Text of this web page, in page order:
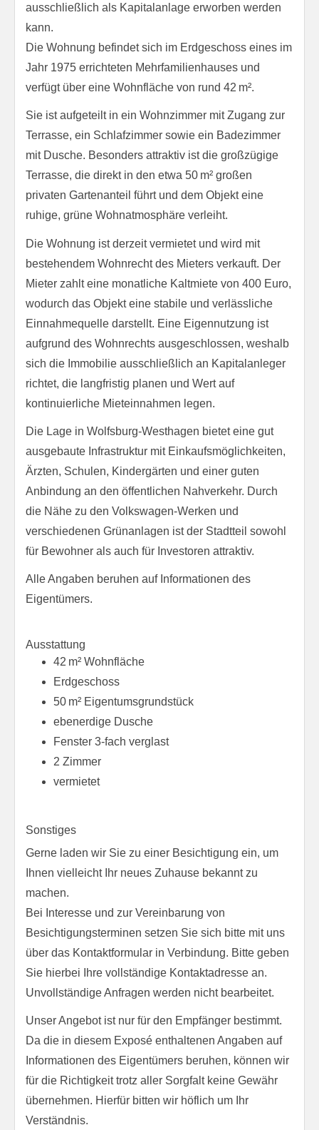
ausschließlich als Kapitalanlage erworben werden
kann.
Die Wohnung befindet sich im Erdgeschoss eines im
Jahr 1975 errichteten Mehrfamilienhauses und
verfügt über eine Wohnfläche von rund 42 m².
Sie ist aufgeteilt in ein Wohnzimmer mit Zugang zur
Terrasse, ein Schlafzimmer sowie ein Badezimmer
mit Dusche. Besonders attraktiv ist die großzügige
Terrasse, die direkt in den etwa 50 m² großen
privaten Gartenanteil führt und dem Objekt eine
ruhige, grüne Wohnatmosphäre verleiht.
Die Wohnung ist derzeit vermietet und wird mit
bestehendem Wohnrecht des Mieters verkauft. Der
Mieter zahlt eine monatliche Kaltmiete von 400 Euro,
wodurch das Objekt eine stabile und verlässliche
Einnahmequelle darstellt. Eine Eigennutzung ist
aufgrund des Wohnrechts ausgeschlossen, weshalb
sich die Immobilie ausschließlich an Kapitalanleger
richtet, die langfristig planen und Wert auf
kontinuierliche Mieteinnahmen legen.
Die Lage in Wolfsburg-Westhagen bietet eine gut
ausgebaute Infrastruktur mit Einkaufsmöglichkeiten,
Ärzten, Schulen, Kindergärten und einer guten
Anbindung an den öffentlichen Nahverkehr. Durch
die Nähe zu den Volkswagen-Werken und
verschiedenen Grünanlagen ist der Stadtteil sowohl
für Bewohner als auch für Investoren attraktiv.
Alle Angaben beruhen auf Informationen des
Eigentümers.
Ausstattung
42 m² Wohnfläche
Erdgeschoss
50 m² Eigentumsgrundstück
ebenerdige Dusche
Fenster 3-fach verglast
2 Zimmer
vermietet
Sonstiges
Gerne laden wir Sie zu einer Besichtigung ein, um
Ihnen vielleicht Ihr neues Zuhause bekannt zu
machen.
Bei Interesse und zur Vereinbarung von
Besichtigungsterminen setzen Sie sich bitte mit uns
über das Kontaktformular in Verbindung. Bitte geben
Sie hierbei Ihre vollständige Kontaktadresse an.
Unvollständige Anfragen werden nicht bearbeitet.
Unser Angebot ist nur für den Empfänger bestimmt.
Da die in diesem Exposé enthaltenen Angaben auf
Informationen des Eigentümers beruhen, können wir
für die Richtigkeit trotz aller Sorgfalt keine Gewähr
übernehmen. Hierfür bitten wir höflich um Ihr
Verständnis.